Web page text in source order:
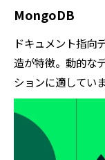
MongoDB
ドキュメント指向
造が特徴。動的な
ションに適していま